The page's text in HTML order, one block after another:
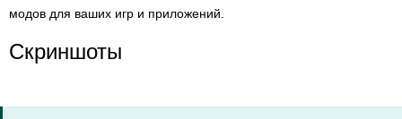
модов для ваших игр и приложений.
Скриншоты